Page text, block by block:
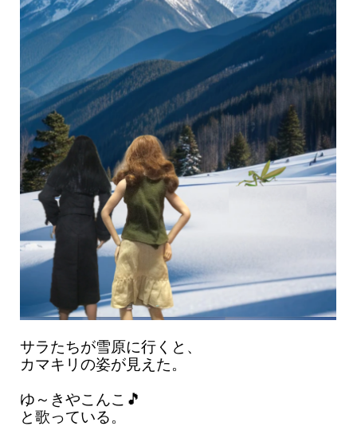
サラたちが雪原に行くと、
カマキリの姿が見えた。
ゆ～きやこんこ🎵
と歌っている。